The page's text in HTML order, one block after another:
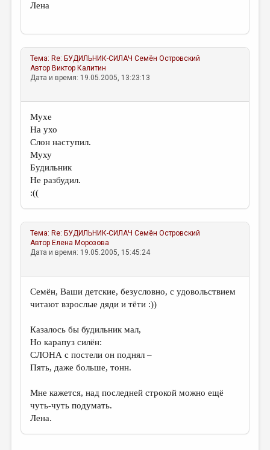
Лена
Тема: Re: БУДИЛЬНИК-СИЛАЧ Семён Островский
Автор Виктор Калитин
Дата и время: 19.05.2005, 13:23:13
Мухе
На ухо
Слон наступил.
Муху
Будильник
Не разбудил.
:((
Тема: Re: БУДИЛЬНИК-СИЛАЧ Семён Островский
Автор Елена Морозова
Дата и время: 19.05.2005, 15:45:24
Семён, Ваши детские, безусловно, с удовольствием
читают взрослые дяди и тёти :))
Казалось бы будильник мал,
Но карапуз силён:
СЛОНА с постели он поднял –
Пять, даже больше, тонн.
Мне кажется, над последней строкой можно ещё
чуть-чуть подумать.
Лена.